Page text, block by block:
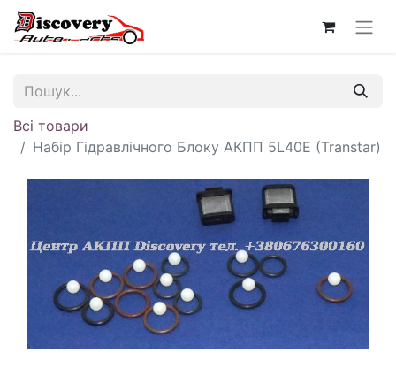
Всі товари
Набір Гідравлічного Блоку АКПП 5L40E (Transtar)